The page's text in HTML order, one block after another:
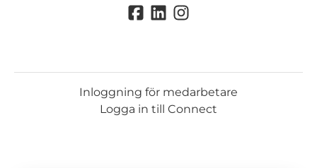
Inloggning för medarbetare
Logga in till Connect